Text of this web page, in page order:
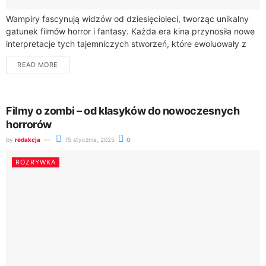
Wampiry fascynują widzów od dziesięcioleci, tworząc unikalny
gatunek filmów horror i fantasy. Każda era kina przynosiła nowe
interpretacje tych tajemniczych stworzeń, które ewoluowały z
przerażających potworów w atrakcyjnych bohaterów
popkultury.Historia...
READ MORE
Filmy o zombi – od klasyków do nowoczesnych
horrorów
by redakcja 15 stycznia, 2025 0
ROZRYWKA